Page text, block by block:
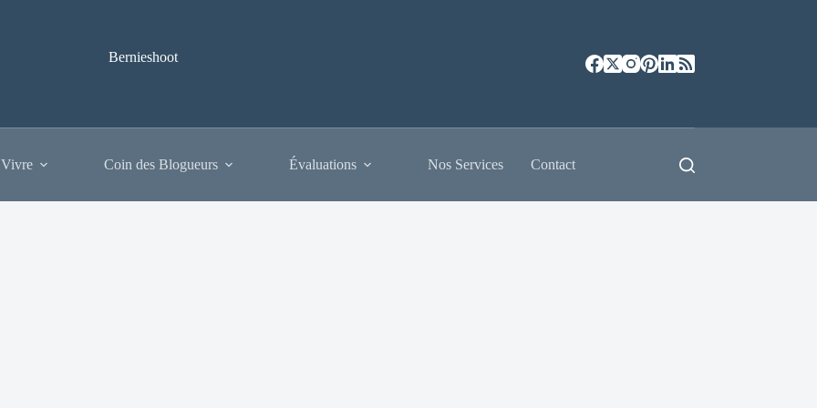
Bernieshoot
Coin des Blogueurs Évaluations Nos Services Contact